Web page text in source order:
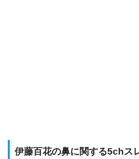
伊藤百花の鼻に関する5chス